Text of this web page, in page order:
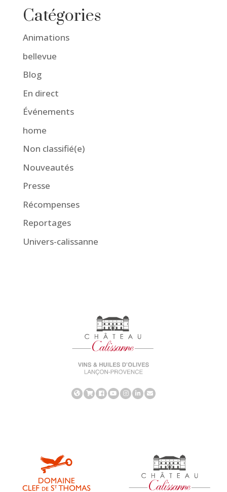
Catégories
Animations
bellevue
Blog
En direct
Événements
home
Non classifié(e)
Nouveautés
Presse
Récompenses
Reportages
Univers-calissanne